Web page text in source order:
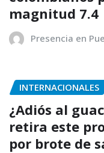
magnitud 7.4
Presencia en
INTERNACIONALES
¿Adiós al
retira este
por brote de